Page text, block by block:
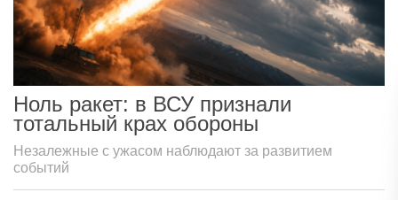
Ноль ракет: в ВСУ признали
тотальный крах обороны
Незалежные с ужасом наблюдают за развитием
событий